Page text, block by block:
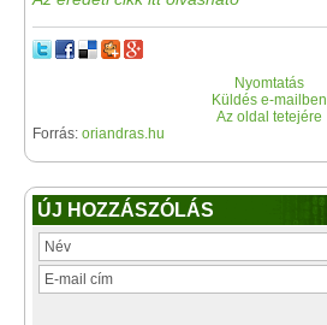
Nyomtatás
Küldés e-mailben
Az oldal tetejére
Forrás: oriandras.hu
ÚJ HOZZÁSZÓLÁS